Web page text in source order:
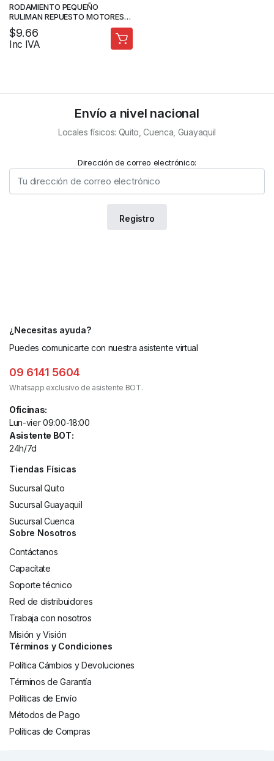
RODAMIENTO PEQUEÑO
RULIMAN REPUESTO MOTORES –
FORTEDOOR
$9.66
Inc IVA
Envío a nivel nacional
Locales físicos: Quito, Cuenca, Guayaquil
Dirección de correo electrónico:
¿Necesitas ayuda?
Puedes comunicarte con nuestra asistente virtual
09 6141 5604
Whatsapp exclusivo de asistente BOT.
Oficinas:
Lun-vier 09:00-18:00
Asistente BOT:
24h/7d
Tiendas Físicas
Sucursal Quito
Sucursal Guayaquil
Sucursal Cuenca
Sobre Nosotros
Contáctanos
Capacítate
Soporte técnico
Red de distribuidores
Trabaja con nosotros
Misión y Visión
Términos y Condiciones
Política Cámbios y Devoluciones
Términos de Garantía
Políticas de Envío
Métodos de Pago
Políticas de Compras